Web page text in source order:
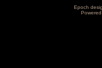
Epoch